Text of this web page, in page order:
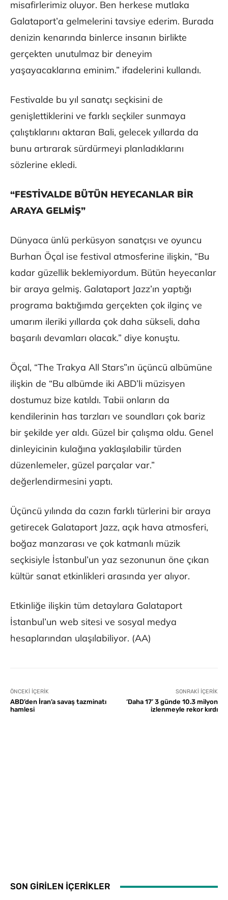
misafirlerimiz oluyor. Ben herkese mutlaka
Galataport’a gelmelerini tavsiye ederim. Burada
denizin kenarında binlerce insanın birlikte
gerçekten unutulmaz bir deneyim
yaşayacaklarına eminim.” ifadelerini kullandı.
Festivalde bu yıl sanatçı seçkisini de
genişlettiklerini ve farklı seçkiler sunmaya
çalıştıklarını aktaran Bali, gelecek yıllarda da
bunu artırarak sürdürmeyi planladıklarını
sözlerine ekledi.
“FESTİVALDE BÜTÜN HEYECANLAR BİR
ARAYA GELMİŞ”
Dünyaca ünlü perküsyon sanatçısı ve oyuncu
Burhan Öçal ise festival atmosferine ilişkin, “Bu
kadar güzellik beklemiyordum. Bütün heyecanlar
bir araya gelmiş. Galataport Jazz’ın yaptığı
programa baktığımda gerçekten çok ilginç ve
umarım ileriki yıllarda çok daha sükseli, daha
başarılı devamları olacak.” diye konuştu.
Öçal, “The Trakya All Stars”ın üçüncü albümüne
ilişkin de “Bu albümde iki ABD’li müzisyen
dostumuz bize katıldı. Tabii onların da
kendilerinin has tarzları ve soundları çok bariz
bir şekilde yer aldı. Güzel bir çalışma oldu. Genel
dinleyicinin kulağına yaklaşılabilir türden
düzenlemeler, güzel parçalar var.”
değerlendirmesini yaptı.
Üçüncü yılında da cazın farklı türlerini bir araya
getirecek Galataport Jazz, açık hava atmosferi,
boğaz manzarası ve çok katmanlı müzik
seçkisiyle İstanbul’un yaz sezonunun öne çıkan
kültür sanat etkinlikleri arasında yer alıyor.
Etkinliğe ilişkin tüm detaylara Galataport
İstanbul’un web sitesi ve sosyal medya
hesaplarından ulaşılabiliyor. (AA)
ÖNCEKI İÇERIK
ABD’den İran’a savaş tazminatı
hamlesi
SONRAKI İÇERIK
‘Daha 17’ 3 günde 10.3 milyon
izlenmeyle rekor kırdı
SON GİRİLEN İÇERİKLER